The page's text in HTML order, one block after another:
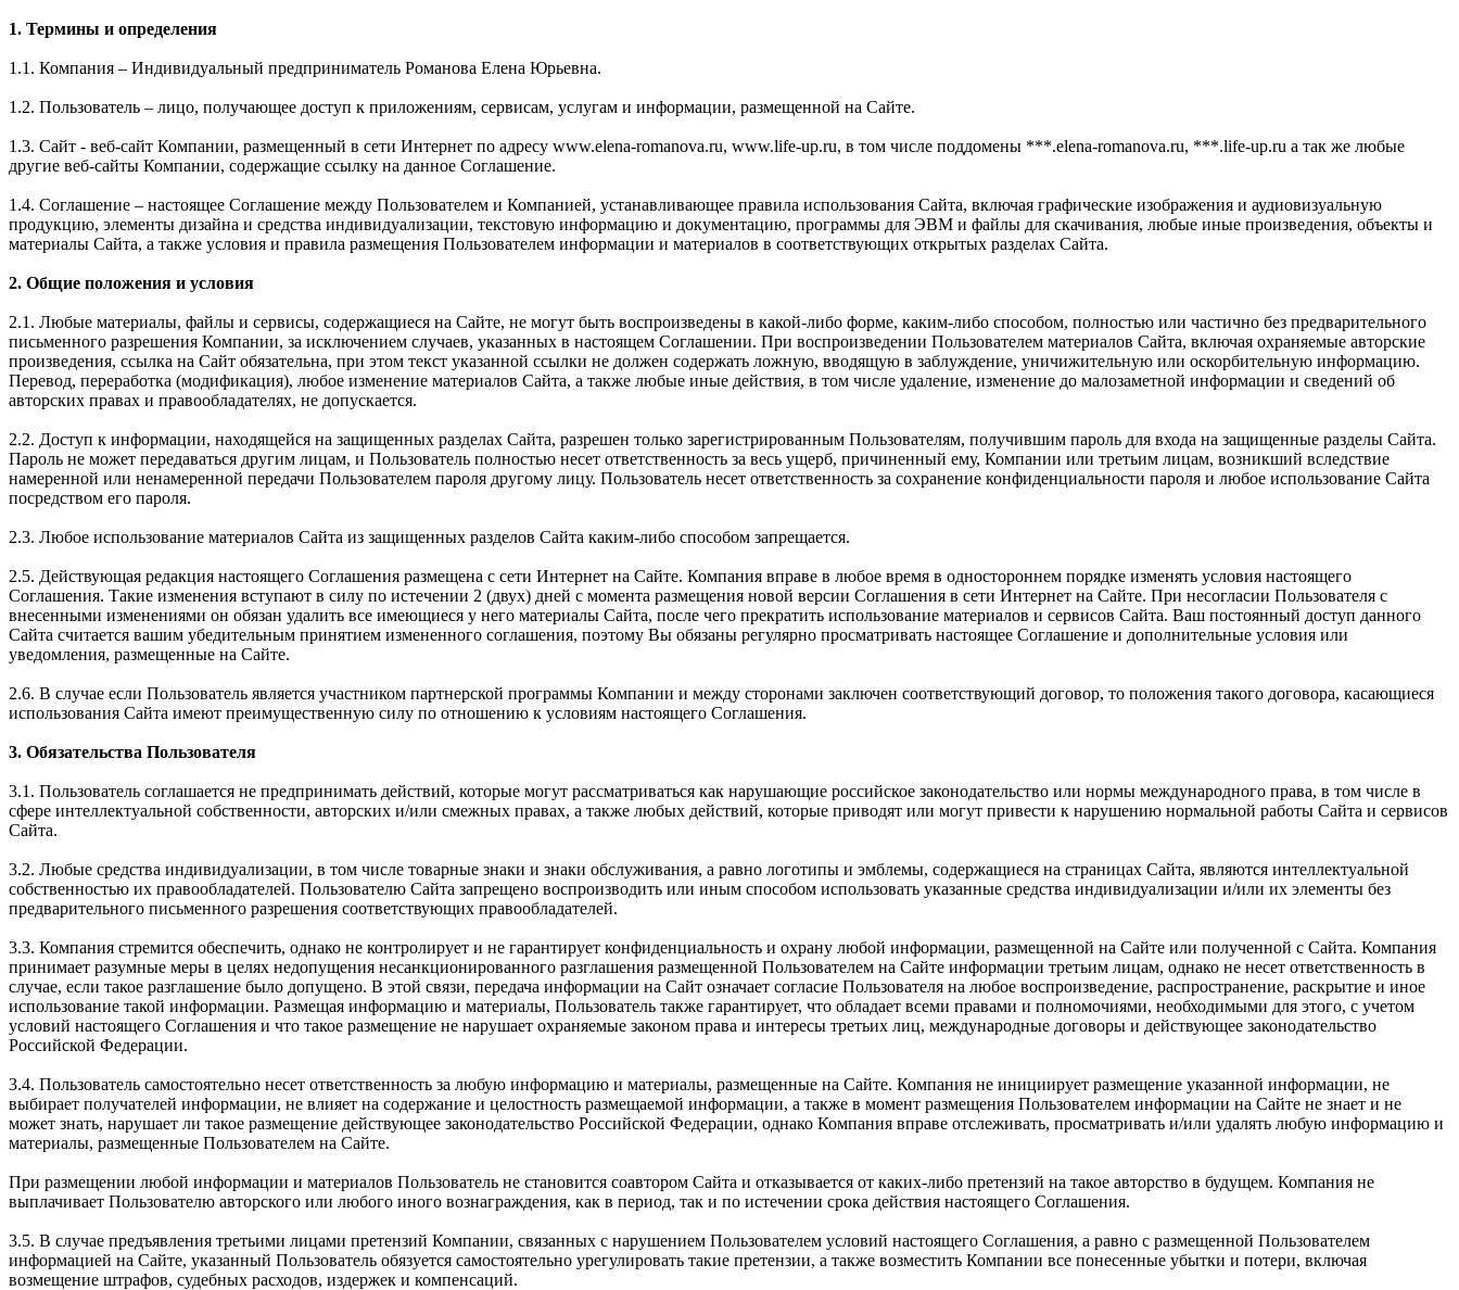
1. Термины и определения
1.1. Компания – Индивидуальный предприниматель Романова Елена Юрьевна.
1.2. Пользователь – лицо, получающее доступ к приложениям, сервисам, услугам и информации, размещенной на Сайте.
1.3. Сайт - веб-сайт Компании, размещенный в сети Интернет по адресу www.elena-romanova.ru, www.life-up.ru, в том числе поддомены ***.elena-romanova.ru, ***.life-up.ru а так же любые
другие веб-сайты Компании, содержащие ссылку на данное Соглашение.
1.4. Соглашение – настоящее Соглашение между Пользователем и Компанией, устанавливающее правила использования Сайта, включая графические изображения и аудиовизуальную
продукцию, элементы дизайна и средства индивидуализации, текстовую информацию и документацию, программы для ЭВМ и файлы для скачивания, любые иные произведения, объекты и
материалы Сайта, а также условия и правила размещения Пользователем информации и материалов в соответствующих открытых разделах Сайта.
2. Общие положения и условия
2.1. Любые материалы, файлы и сервисы, содержащиеся на Сайте, не могут быть воспроизведены в какой-либо форме, каким-либо способом, полностью или частично без предварительного
письменного разрешения Компании, за исключением случаев, указанных в настоящем Соглашении. При воспроизведении Пользователем материалов Сайта, включая охраняемые авторские
произведения, ссылка на Сайт обязательна, при этом текст указанной ссылки не должен содержать ложную, вводящую в заблуждение, уничижительную или оскорбительную информацию.
Перевод, переработка (модификация), любое изменение материалов Сайта, а также любые иные действия, в том числе удаление, изменение до малозаметной информации и сведений об
авторских правах и правообладателях, не допускается.
2.2. Доступ к информации, находящейся на защищенных разделах Сайта, разрешен только зарегистрированным Пользователям, получившим пароль для входа на защищенные разделы Сайта.
Пароль не может передаваться другим лицам, и Пользователь полностью несет ответственность за весь ущерб, причиненный ему, Компании или третьим лицам, возникший вследствие
намеренной или ненамеренной передачи Пользователем пароля другому лицу. Пользователь несет ответственность за сохранение конфиденциальности пароля и любое использование Сайта
посредством его пароля.
2.3. Любое использование материалов Сайта из защищенных разделов Сайта каким-либо способом запрещается.
2.5. Действующая редакция настоящего Соглашения размещена с сети Интернет на Сайте. Компания вправе в любое время в одностороннем порядке изменять условия настоящего
Соглашения. Такие изменения вступают в силу по истечении 2 (двух) дней с момента размещения новой версии Соглашения в сети Интернет на Сайте. При несогласии Пользователя с
внесенными изменениями он обязан удалить все имеющиеся у него материалы Сайта, после чего прекратить использование материалов и сервисов Сайта. Ваш постоянный доступ данного
Сайта считается вашим убедительным принятием измененного соглашения, поэтому Вы обязаны регулярно просматривать настоящее Соглашение и дополнительные условия или
уведомления, размещенные на Сайте.
2.6. В случае если Пользователь является участником партнерской программы Компании и между сторонами заключен соответствующий договор, то положения такого договора, касающиеся
использования Сайта имеют преимущественную силу по отношению к условиям настоящего Соглашения.
3. Обязательства Пользователя
3.1. Пользователь соглашается не предпринимать действий, которые могут рассматриваться как нарушающие российское законодательство или нормы международного права, в том числе в
сфере интеллектуальной собственности, авторских и/или смежных правах, а также любых действий, которые приводят или могут привести к нарушению нормальной работы Сайта и сервисов
Сайта.
3.2. Любые средства индивидуализации, в том числе товарные знаки и знаки обслуживания, а равно логотипы и эмблемы, содержащиеся на страницах Сайта, являются интеллектуальной
собственностью их правообладателей. Пользователю Сайта запрещено воспроизводить или иным способом использовать указанные средства индивидуализации и/или их элементы без
предварительного письменного разрешения соответствующих правообладателей.
3.3. Компания стремится обеспечить, однако не контролирует и не гарантирует конфиденциальность и охрану любой информации, размещенной на Сайте или полученной с Сайта. Компания
принимает разумные меры в целях недопущения несанкционированного разглашения размещенной Пользователем на Сайте информации третьим лицам, однако не несет ответственность в
случае, если такое разглашение было допущено. В этой связи, передача информации на Сайт означает согласие Пользователя на любое воспроизведение, распространение, раскрытие и иное
использование такой информации. Размещая информацию и материалы, Пользователь также гарантирует, что обладает всеми правами и полномочиями, необходимыми для этого, с учетом
условий настоящего Соглашения и что такое размещение не нарушает охраняемые законом права и интересы третьих лиц, международные договоры и действующее законодательство
Российской Федерации.
3.4. Пользователь самостоятельно несет ответственность за любую информацию и материалы, размещенные на Сайте. Компания не инициирует размещение указанной информации, не
выбирает получателей информации, не влияет на содержание и целостность размещаемой информации, а также в момент размещения Пользователем информации на Сайте не знает и не
может знать, нарушает ли такое размещение действующее законодательство Российской Федерации, однако Компания вправе отслеживать, просматривать и/или удалять любую информацию и
материалы, размещенные Пользователем на Сайте.
При размещении любой информации и материалов Пользователь не становится соавтором Сайта и отказывается от каких-либо претензий на такое авторство в будущем. Компания не
выплачивает Пользователю авторского или любого иного вознаграждения, как в период, так и по истечении срока действия настоящего Соглашения.
3.5. В случае предъявления третьими лицами претензий Компании, связанных с нарушением Пользователем условий настоящего Соглашения, а равно с размещенной Пользователем
информацией на Сайте, указанный Пользователь обязуется самостоятельно урегулировать такие претензии, а также возместить Компании все понесенные убытки и потери, включая
возмещение штрафов, судебных расходов, издержек и компенсаций.